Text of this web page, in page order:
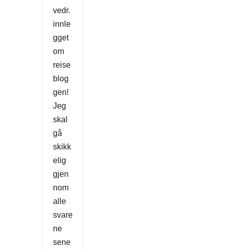
vedr.
innle
gget
om
reise
blog
gen!
Jeg
skal
gå
skikk
elig
gjen
nom
alle
svare
ne
sene